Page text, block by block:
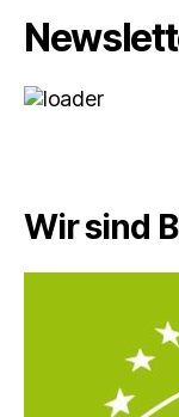
Wir sind